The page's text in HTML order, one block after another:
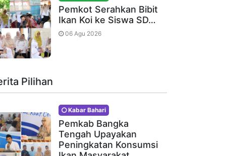
Pemkot Serahkan Bibit
Ikan Koi ke Siswa SD…
06 Agu 2026
Pilihan
Kabar Bahari
Pemkab Bangka
Tengah Upayakan
Peningkatan Konsumsi